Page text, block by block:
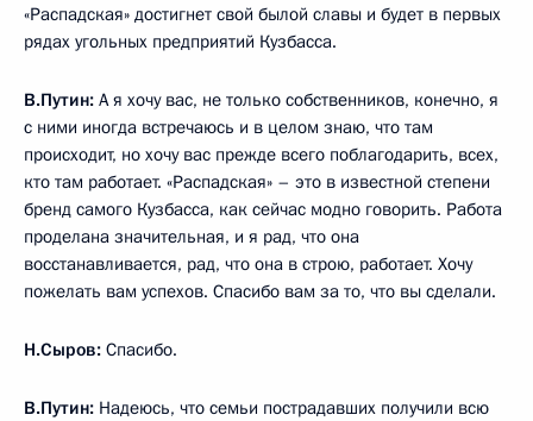
«Распадская» достигнет свой былой славы и будет в первых
рядах угольных предприятий Кузбасса.
В.Путин: А я хочу вас, не только собственников, конечно, я
с ними иногда встречаюсь и в целом знаю, что там
происходит, но хочу вас прежде всего поблагодарить, всех,
кто там работает. «Распадская» – это в известной степени
бренд самого Кузбасса, как сейчас модно говорить. Работа
проделана значительная, и я рад, что она
восстанавливается, рад, что она в строю, работает. Хочу
пожелать вам успехов. Спасибо вам за то, что вы сделали.
Н.Сыров: Спасибо.
В.Путин: Надеюсь, что семьи пострадавших получили всю